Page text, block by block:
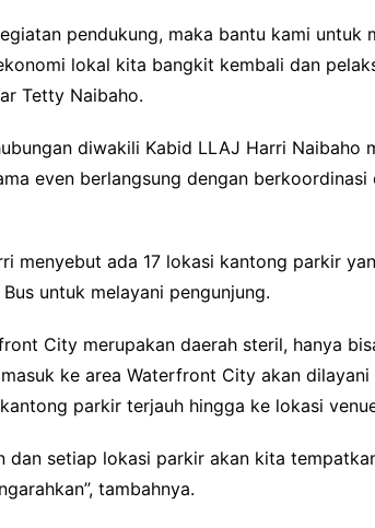
pendukung, maka bantu kami untuk
lokal kita bangkit kembali dan
Tetty Naibaho.
diwakili Kabid LLAJ Harri Naibaho
even berlangsung dengan berkoordinasi
menyebut ada 17 lokasi kantong parkir
untuk melayani pengunjung.
City merupakan daerah steril, hanya
ke area Waterfront City akan
parkir terjauh hingga ke lokasi
dan setiap lokasi parkir akan kita
tambahnya.